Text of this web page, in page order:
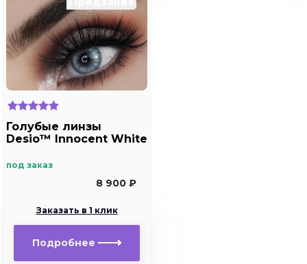
Голубые линзы
Desio™ Innocent White
под заказ
8 900 ₽
Заказать в 1 клик
Подробнее